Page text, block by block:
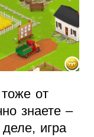
от
знаете –
игра